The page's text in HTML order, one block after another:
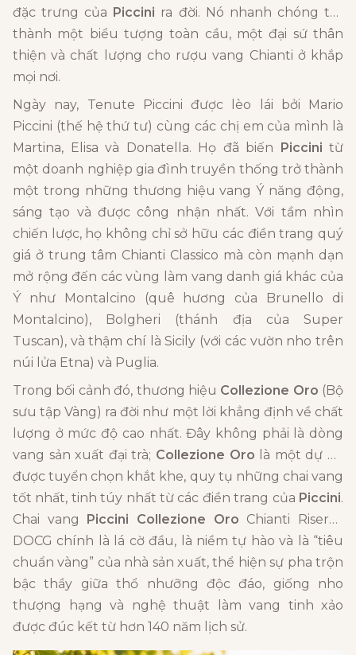
đặc trưng của Piccini ra đời. Nó nhanh chóng trở
thành một biểu tượng toàn cầu, một đại sứ thân
thiện và chất lượng cho rượu vang Chianti ở khắp
mọi nơi.
Ngày nay, Tenute Piccini được lèo lái bởi Mario
Piccini (thế hệ thứ tư) cùng các chị em của mình là
Martina, Elisa và Donatella. Họ đã biến Piccini từ
một doanh nghiệp gia đình truyền thống trở thành
một trong những thương hiệu vang Ý năng động,
sáng tạo và được công nhận nhất. Với tầm nhìn
chiến lược, họ không chỉ sở hữu các điền trang quý
giá ở trung tâm Chianti Classico mà còn mạnh dạn
mở rộng đến các vùng làm vang danh giá khác của
Ý như Montalcino (quê hương của Brunello di
Montalcino), Bolgheri (thánh địa của Super
Tuscan), và thậm chí là Sicily (với các vườn nho trên
núi lửa Etna) và Puglia.
Trong bối cảnh đó, thương hiệu Collezione Oro (Bộ
sưu tập Vàng) ra đời như một lời khẳng định về chất
lượng ở mức độ cao nhất. Đây không phải là dòng
vang sản xuất đại trà; Collezione Oro là một dự án
được tuyển chọn khắt khe, quy tụ những chai vang
tốt nhất, tinh túy nhất từ các điền trang của Piccini.
Chai vang Piccini Collezione Oro Chianti Riserva
DOCG chính là lá cờ đầu, là niềm tự hào và là “tiêu
chuẩn vàng” của nhà sản xuất, thể hiện sự pha trộn
bậc thầy giữa thổ nhưỡng độc đáo, giống nho
thượng hạng và nghệ thuật làm vang tinh xảo
được đúc kết từ hơn 140 năm lịch sử.